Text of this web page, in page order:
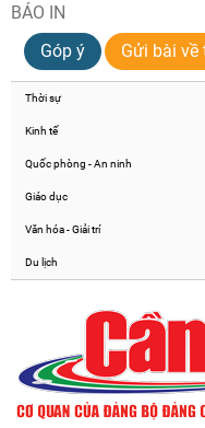
BÁO IN
Góp ý
Gửi bài về
Thời sự
Kinh tế
Quốc phòng - An ninh
Giáo dục
Văn hóa - Giải trí
Du lịch